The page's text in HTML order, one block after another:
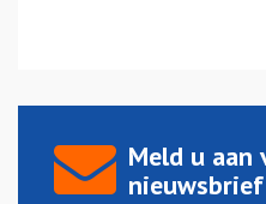
Meld u aan
nieuwsbrief